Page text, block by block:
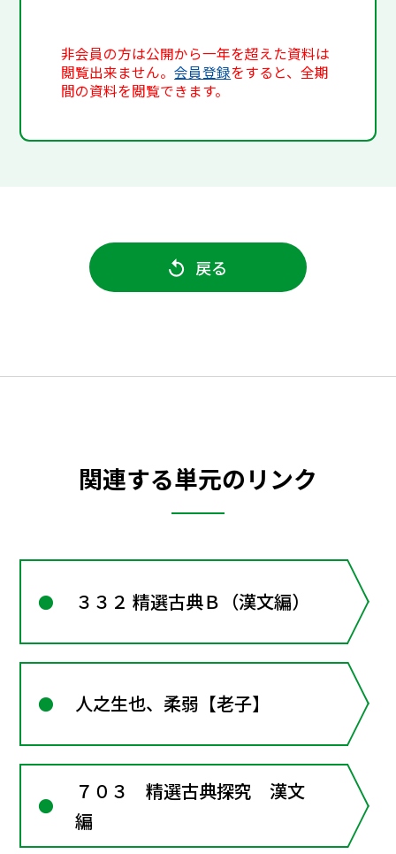
非会員の方は公開から一年を超えた資料は
閲覧出来ません。会員登録をすると、全期
間の資料を閲覧できます。
戻る
関連する単元のリンク
３３２ 精選古典Ｂ（漢文編）
人之生也、柔弱【老子】
７０３ 精選古典探究 漢文
編